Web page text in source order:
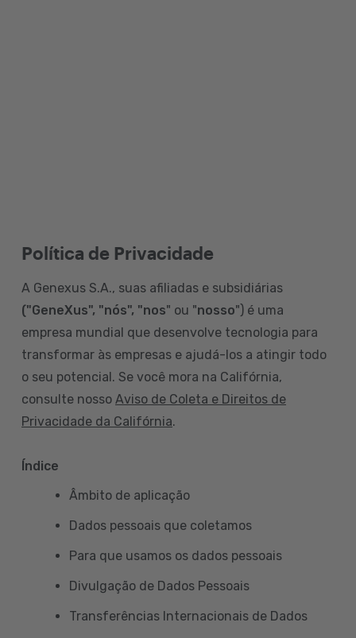
Política de Privacidade
A Genexus S.A., suas afiliadas e subsidiárias
("GeneXus", "nós", "nos" ou "nosso") é uma
empresa mundial que desenvolve tecnologia para
transformar às empresas e ajudá-los a atingir todo
o seu potencial. Se você mora na Califórnia,
consulte nosso Aviso de Coleta e Direitos de
Privacidade da Califórnia.
Índice
Âmbito de aplicação
Dados pessoais que coletamos
Para que usamos os dados pessoais
Divulgação de Dados Pessoais
Transferências Internacionais de Dados